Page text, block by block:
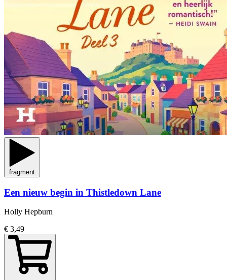
fragment
Een nieuw begin in Thistledown Lane
Holly Hepburn
€ 3,49